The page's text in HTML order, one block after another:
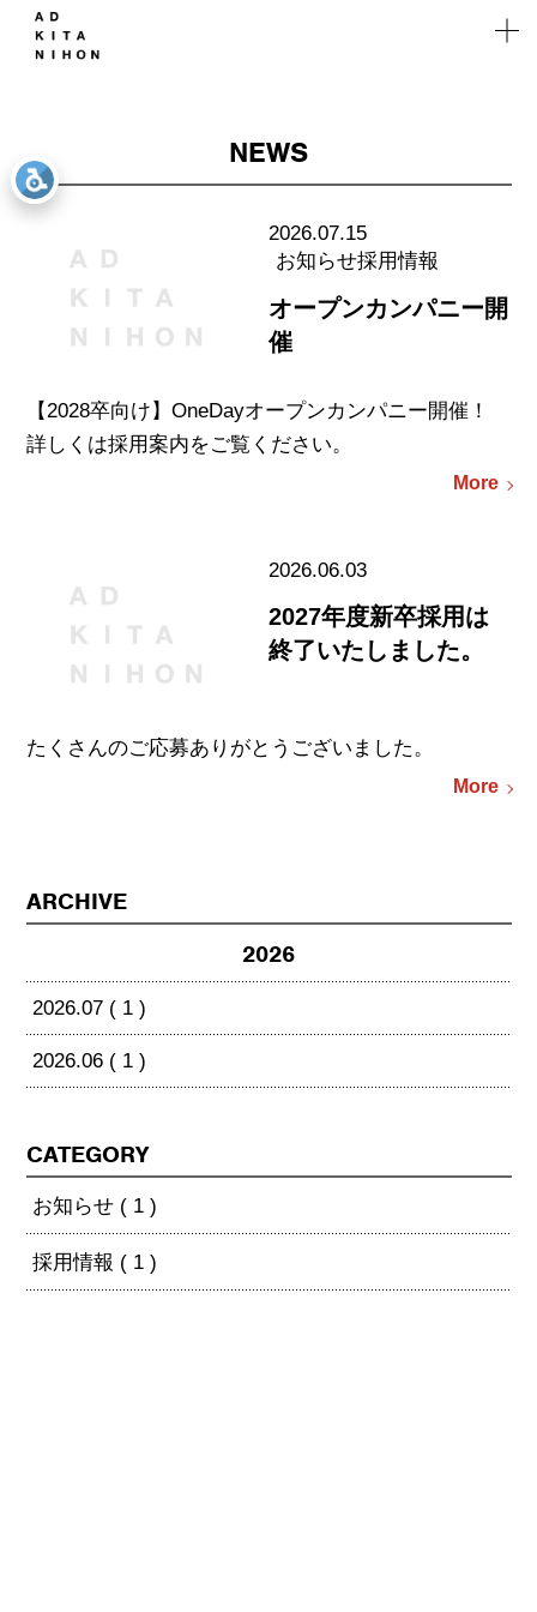
Solution
Company
WEB
ティング
NEWS
2026.07.15
お知らせ採用情報
オープンカンパニー開
催
【2028卒向け】OneDayオープンカンパニー開催！
詳しくは採用案内をご覧ください。
More
2026.06.03
2027年度新卒採用は
終了いたしました。
たくさんのご応募ありがとうございました。
More
ARCHIVE
2026
2026.07 ( 1 )
2026.06 ( 1 )
CATEGORY
お知らせ ( 1 )
採用情報 ( 1 )